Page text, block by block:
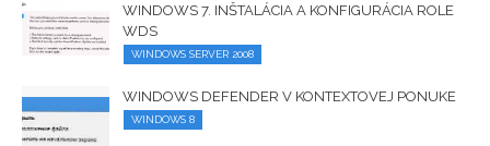
WINDOWS 7. INŠTALÁCIA A KONFIGURÁCIA ROLE
WDS
WINDOWS SERVER 2008
WINDOWS DEFENDER V KONTEXTOVEJ PONUKE
WINDOWS 8